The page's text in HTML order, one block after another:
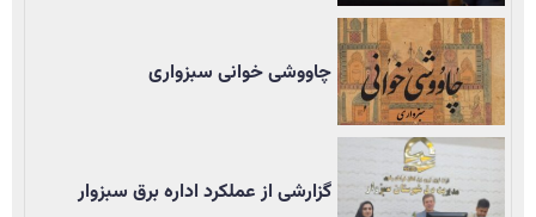
چاووشی خوانی سبزواری
گزارشی از عملکرد اداره برق سبزوار